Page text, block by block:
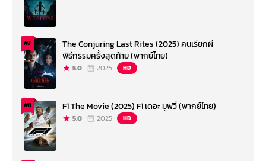
#7
The Conjuring Last Rites (2025) คนเรียกผี
พิธีกรรมครั้งสุดท้าย (พากย์ไทย)
5.0 2025 HD
#8 F1 The Movie (2025) F1 เดอะ มูฟวี่ (พากย์ไทย)
5.0 2025 HD